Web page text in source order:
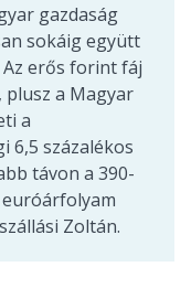
gazdaság
sokáig együtt
erős forint fáj
a Magyar
a
6,5 százalékos
távon a 390-
Zoltán.